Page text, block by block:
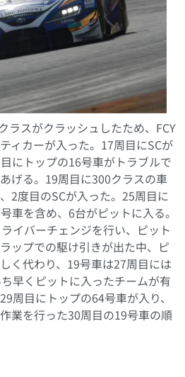
ラスがクラッシュしたため、FCY
ィカーが入った。17周目にSCが
にトップの16号車がトラブルで
げる。19周目に300クラスの車
2度目のSCが入った。25周目に
車を含め、6台がピットに入る。
イバーチェンジを行い、ピット
ップでの駆け引きが出た中、ピ
く代わり、19号車は27周目には
早くピットに入ったチームが有
周目にトップの64号車が入り、
業を行った30周目の19号車の順